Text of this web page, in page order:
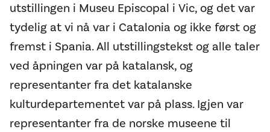
utstillingen i Museu Episcopal i Vic, og det var
tydelig at vi nå var i Catalonia og ikke først og
fremst i Spania. All utstillingstekst og alle taler
ved åpningen var på katalansk, og
representanter fra det katalanske
kulturdepartementet var på plass. Igjen var
representanter fra de norske museene til